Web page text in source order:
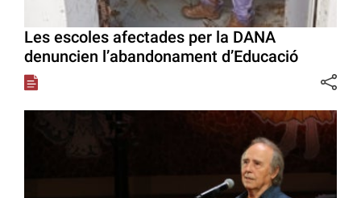
Les escoles afectades per la DANA
denuncien l’abandonament d’Educació